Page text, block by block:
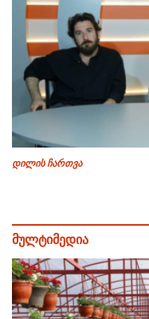
დილის ჩართვა
მულტიმედია